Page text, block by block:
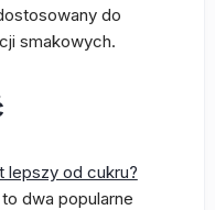
do
smakowych.
lepszy od cukru?
dwa popularne